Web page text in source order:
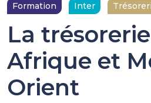
Formation
Inter
La
Afrique et
Orient